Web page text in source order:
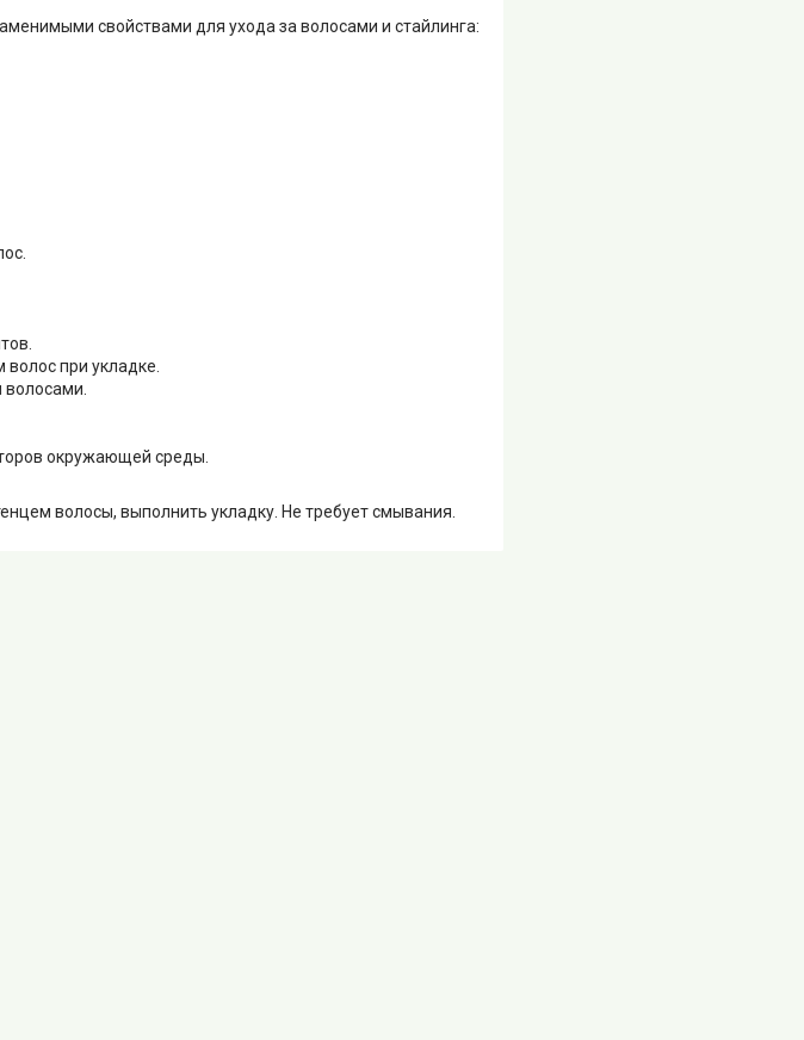
свойствами для ухода за волосами и стайлинга:
при укладке.
окружающей среды.
волосы, выполнить укладку. Не требует смывания.